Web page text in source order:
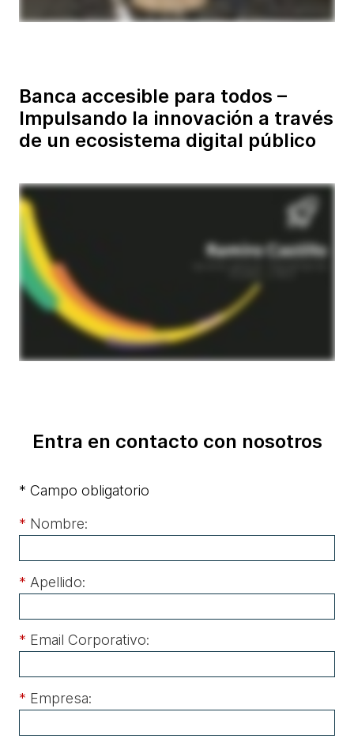
Banca accesible para todos –
Impulsando la innovación a través
de un ecosistema digital público
Entra en contacto con nosotros
* Campo obligatorio
* Nombre:
* Apellido:
* Email Corporativo:
* Empresa: